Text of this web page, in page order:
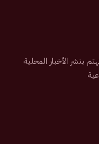
سعودية تم تأسيسها عام 2007م تهتم بنشر الأخبار المحلية